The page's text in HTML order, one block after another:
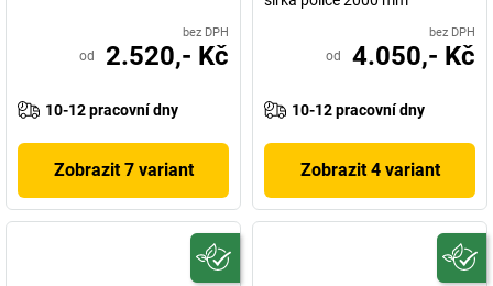
bez DPH
od 2.520,- Kč
10-12 pracovní dny
Zobrazit 7 variant
bez DPH
od 4.050,- Kč
10-12 pracovní dny
Zobrazit 4 variant